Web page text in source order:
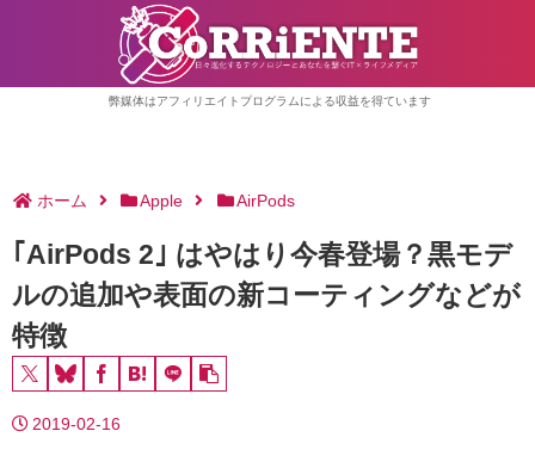
弊媒体はアフィリエイトプログラムによる収益を得ています
ホーム Apple AirPods
｢AirPods 2｣ はやはり今春登場？黒モデ
ルの追加や表面の新コーティングなどが
特徴
2019-02-16